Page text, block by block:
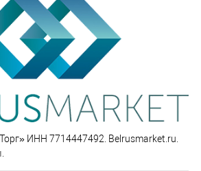
ИНН 7714447492. Belrusmarket.ru.